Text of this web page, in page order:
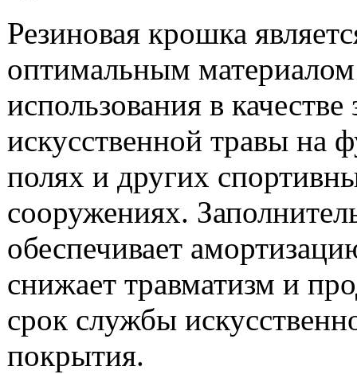
Резиновая крошка
оптимальным
использования в качестве
искусственной травы на
полях и других
сооружениях.
обеспечивает
снижает травматизм и
срок службы
покрытия.